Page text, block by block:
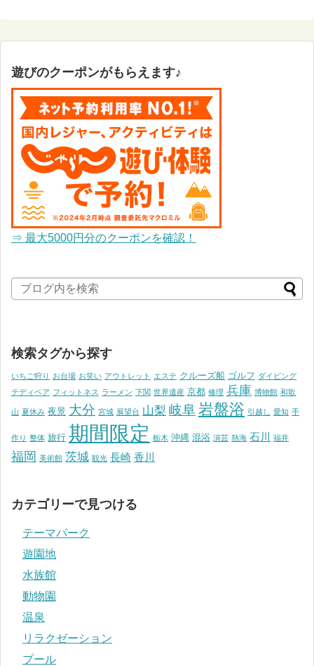
遊びのクーポンがもらえます♪
⇒ 最大5000円分のクーポンを確認！
検索タグから探す
いちご狩り お台場 お笑い アウトレット エステ クルーズ船 ゴルフ ダイビング
テディベア フィットネス ラーメン 下関 世界遺産 京都 修理 兵庫 博物館 和歌
山 夏休み 夜景 大分 宮城 展望台 山梨 岐阜岩盤浴 引越し 愛知 手
作り 整体 旅行 期間限定 栃木 沖縄 混浴 演芸 熱海 石川 福井
福岡 美術館 茨城 観光 長崎 香川
カテゴリーで見つける
テーマパーク
遊園地
水族館
動物園
温泉
リラクゼーション
プール